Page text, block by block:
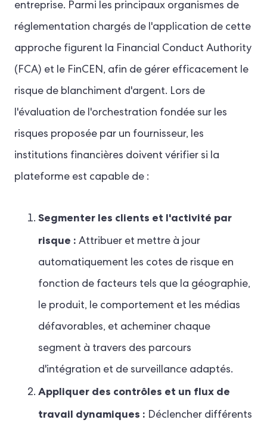
entreprise. Parmi les principaux organismes de
réglementation chargés de l'application de cette
approche figurent la Financial Conduct Authority
(FCA) et le FinCEN, afin de gérer efficacement le
risque de blanchiment d'argent. Lors de
l'évaluation de l'orchestration fondée sur les
risques proposée par un fournisseur, les
institutions financières doivent vérifier si la
plateforme est capable de :
Segmenter les clients et l'activité par
risque : Attribuer et mettre à jour
automatiquement les cotes de risque en
fonction de facteurs tels que la géographie,
le produit, le comportement et les médias
défavorables, et acheminer chaque
segment à travers des parcours
d'intégration et de surveillance adaptés.
Appliquer des contrôles et un flux de
travail dynamiques : Déclencher différents